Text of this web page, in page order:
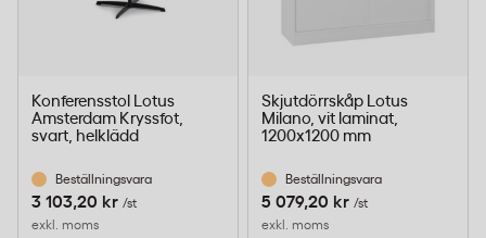
Konferensstol Lotus
Amsterdam Kryssfot,
svart, helklädd
Beställningsvara
3 103,20 kr /st
exkl. moms
Skjutdörrskåp Lotus
Milano, vit laminat,
1200x1200 mm
Beställningsvara
5 079,20 kr /st
exkl. moms